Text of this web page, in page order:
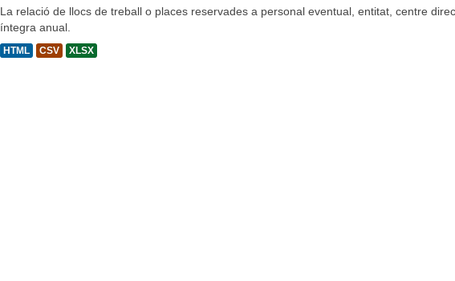
La relació de llocs de treball o places reservades a personal eventual, entitat, centre
íntegra anual.
HTML CSV XLSX